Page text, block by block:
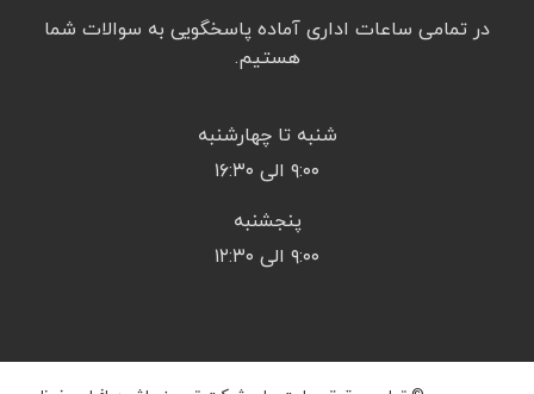
در تمامی ساعات اداری آماده پاسخگویی به سوالات شما
هستیم.
شنبه تا چهارشنبه
۹:۰۰ الی ۱۶:۳۰
پنجشنبه
۹:۰۰ الی ۱۲:۳۰